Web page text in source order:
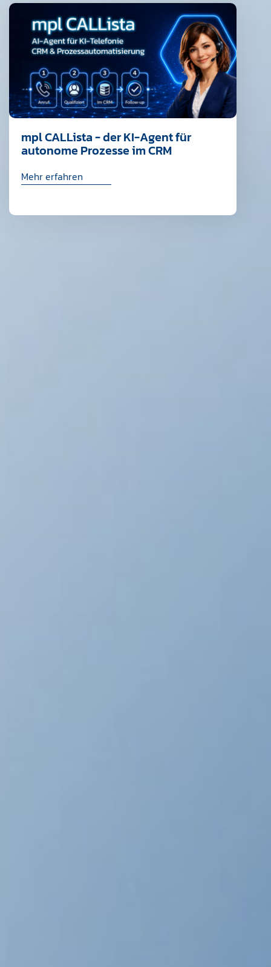
mpl CALLista - der KI-Agent für
autonome Prozesse im CRM
Mehr erfahren